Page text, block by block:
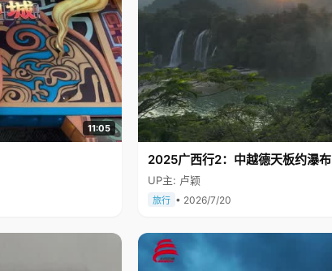
11:05
2025广西行2：中越德天板约瀑布
UP主: 卢颖
旅行 • 2026/7/20